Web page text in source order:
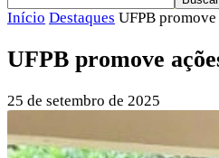
Início Destaques UFPB
UFPB promove
25 de setembro de 2025